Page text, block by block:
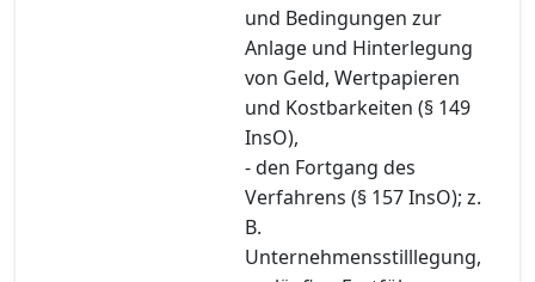
und Bedingungen zur
Anlage und Hinterlegung
von Geld, Wertpapieren
und Kostbarkeiten (§ 149
InsO),
- den Fortgang des
Verfahrens (§ 157 InsO); z.
B.
Unternehmensstilllegung,